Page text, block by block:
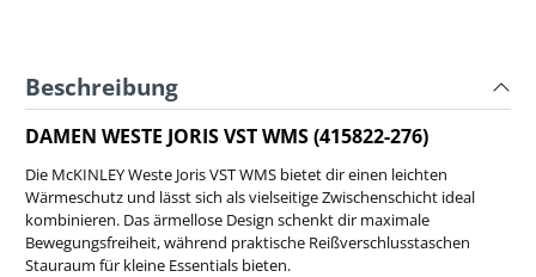
Beschreibung
DAMEN WESTE JORIS VST WMS (415822-276)
Die McKINLEY Weste Joris VST WMS bietet dir einen leichten
Wärmeschutz und lässt sich als vielseitige Zwischenschicht ideal
kombinieren. Das ärmellose Design schenkt dir maximale
Bewegungsfreiheit, während praktische Reißverschlusstaschen
Stauraum für kleine Essentials bieten.